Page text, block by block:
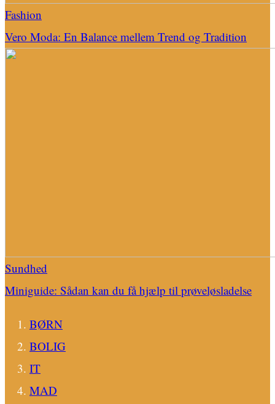
Fashion
Vero Moda: En Balance mellem Trend og Tradition
Sundhed
Miniguide: Sådan kan du få hjælp til prøveløsladelse
BØRN
BOLIG
IT
MAD